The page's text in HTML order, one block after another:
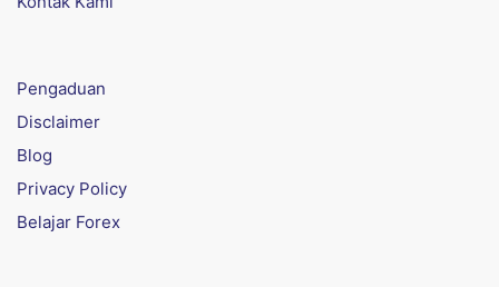
Pengaduan
Disclaimer
Blog
Privacy Policy
Belajar Forex